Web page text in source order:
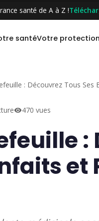
santé de A à Z !
santéVotre protection
: Découvrez Tous Ses
470 vues
: